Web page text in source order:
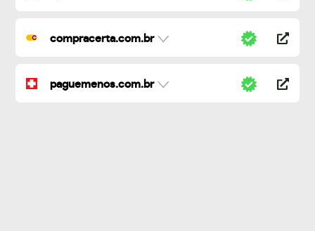
compracerta.com.br
paguemenos.com.br